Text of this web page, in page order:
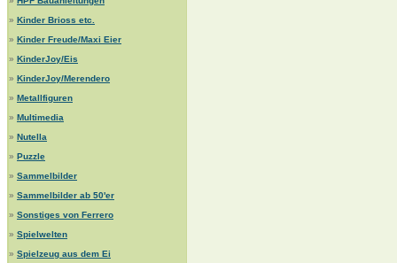
» Kinder Brioss etc.
» Kinder Freude/Maxi Eier
» KinderJoy/Eis
» KinderJoy/Merendero
» Metallfiguren
» Multimedia
» Nutella
» Puzzle
» Sammelbilder
» Sammelbilder ab 50'er
» Sonstiges von Ferrero
» Spielwelten
» Spielzeug aus dem Ei